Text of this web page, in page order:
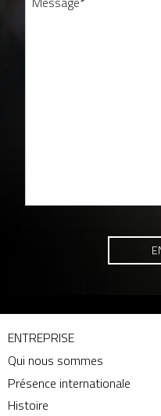
ENTREPRISE
Qui nous sommes
Présence internationale
Histoire